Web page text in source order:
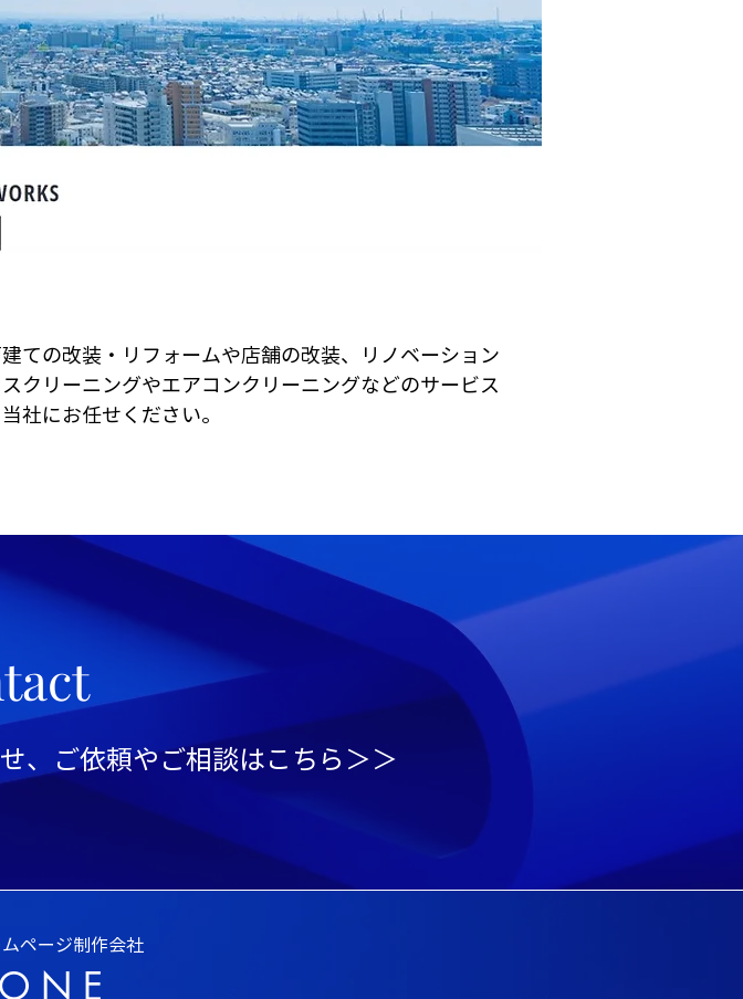
ての改装・リフォームや店舗の改装、リノベーション
クリーニングやエアコンクリーニングなどのサービス
社にお任せください。
、ご依頼やご相談はこちら＞＞
ページ制作会社
N E